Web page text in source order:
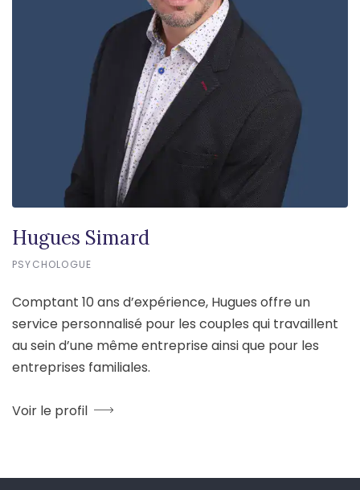
Hugues Simard
PSYCHOLOGUE
Comptant 10 ans d’expérience, Hugues offre un
service personnalisé pour les couples qui travaillent
au sein d’une même entreprise ainsi que pour les
entreprises familiales.
Voir le profil